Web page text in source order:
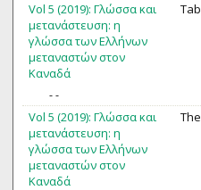
Vol 5 (2019): Γλώσσα και
μετανάστευση: η
γλώσσα των Ελλήνων
μεταναστών στον
Καναδά
- -
Vol 5 (2019): Γλώσσα και
μετανάστευση: η
γλώσσα των Ελλήνων
μεταναστών στον
Καναδά